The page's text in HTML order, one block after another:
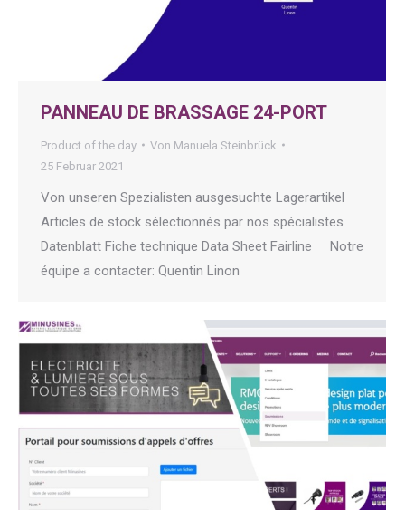
PANNEAU DE BRASSAGE 24-PORT
Product of the day Von Manuela Steinbrück
25 Februar 2021
Von unseren Spezialisten ausgesuchte Lagerartikel
Articles de stock sélectionnés par nos spécialistes
Datenblatt Fiche technique Data Sheet Fairline Notre
équipe a contacter: Quentin Linon